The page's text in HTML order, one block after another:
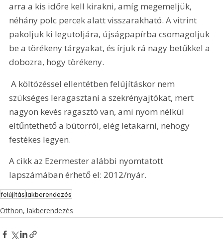
arra a kis időre kell kirakni, amíg megemeljük,
néhány polc percek alatt visszarakható. A vitrint
pakoljuk ki legutoljára, újságpapírba csomagoljuk
be a törékeny tárgyakat, és írjuk rá nagy betűkkel a
dobozra, hogy törékeny.
A költözéssel ellentétben felújításkor nem
szükséges leragasztani a szekrényajtókat, mert
nagyon kevés ragasztó van, ami nyom nélkül
eltűntethető a bútorról, elég letakarni, nehogy
festékes legyen.
A cikk az Ezermester alábbi nyomtatott
lapszámában érhető el: 2012/nyár.
felújításlakberendezés
Otthon, lakberendezés